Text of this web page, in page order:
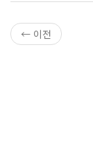
← 이전